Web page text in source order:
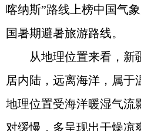
喀纳斯”路线上榜中国气
国暑期避暑旅游路线。
从地理位置来看，新
居内陆，远离海洋，属于
地理位置受海洋暖湿气流
对缓慢，多呈现出干燥凉